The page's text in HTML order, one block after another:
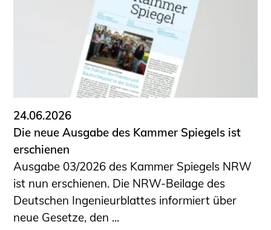
24.06.2026
Die neue Ausgabe des Kammer Spiegels ist
erschienen
Ausgabe 03/2026 des Kammer Spiegels NRW
ist nun erschienen. Die NRW-Beilage des
Deutschen Ingenieurblattes informiert über
neue Gesetze, den ...